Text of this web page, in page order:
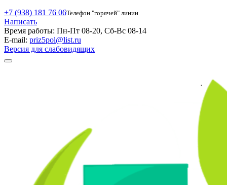
+7 (938) 181 76 06Телефон "горячей" линии
Написать
Время работы: Пн-Пт 08-20, Сб-Вс 08-14
E-mail: priz5pol@list.ru
Версия для слабовидящих